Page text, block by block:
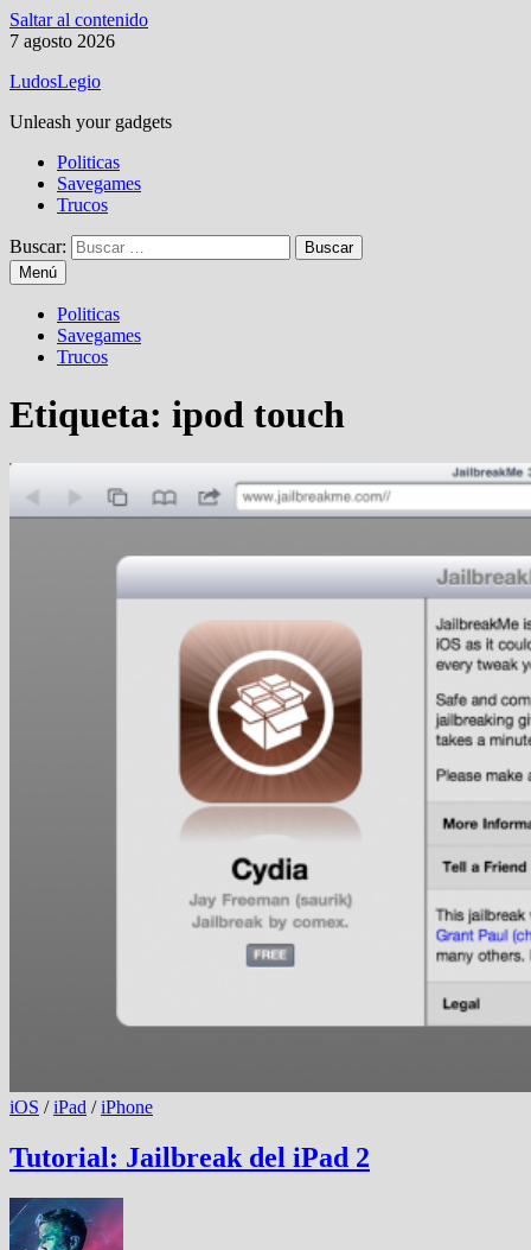
Saltar al contenido
7 agosto 2026
LudosLegio
Unleash your gadgets
Politicas
Savegames
Trucos
Buscar:
Menú
Politicas
Savegames
Trucos
Etiqueta: ipod touch
iOS /iPad /iPhone
Tutorial: Jailbreak del iPad 2